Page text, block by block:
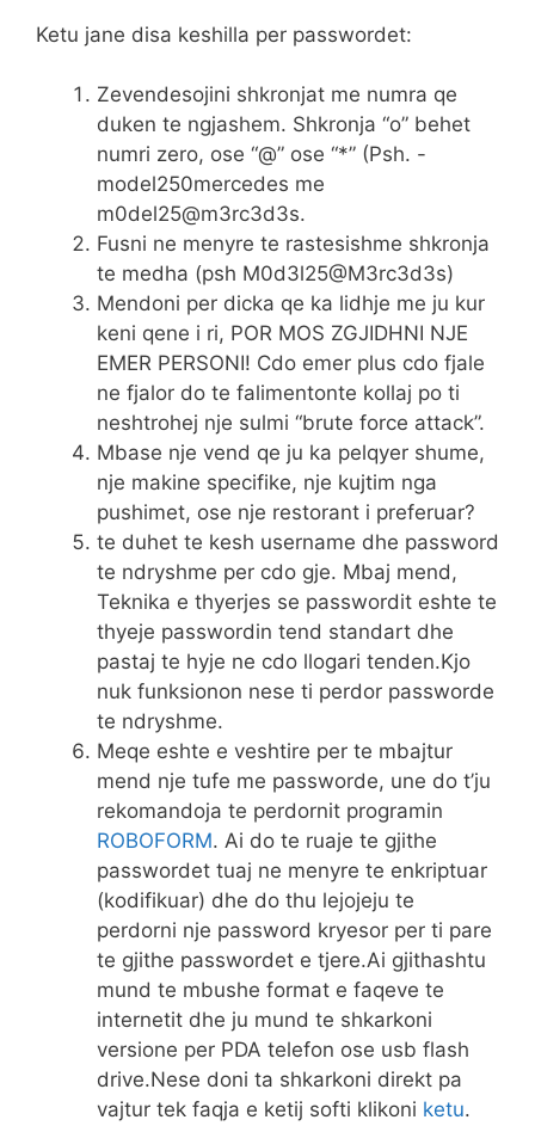
Ketu jane disa keshilla per passwordet:
Zevendesojini shkronjat me numra qe
duken te ngjashem. Shkronja “o” behet
numri zero, ose “@” ose “*” (Psh. -
model250mercedes me
m0del25@m3rc3d3s.
Fusni ne menyre te rastesishme shkronja
te medha (psh M0d3l25@M3rc3d3s)
Mendoni per dicka qe ka lidhje me ju kur
keni qene i ri, POR MOS ZGJIDHNI NJE
EMER PERSONI! Cdo emer plus cdo fjale
ne fjalor do te falimentonte kollaj po ti
neshtrohej nje sulmi “brute force attack”.
Mbase nje vend qe ju ka pelqyer shume,
nje makine specifike, nje kujtim nga
pushimet, ose nje restorant i preferuar?
te duhet te kesh username dhe password
te ndryshme per cdo gje. Mbaj mend,
Teknika e thyerjes se passwordit eshte te
thyeje passwordin tend standart dhe
pastaj te hyje ne cdo llogari tenden.Kjo
nuk funksionon nese ti perdor passworde
te ndryshme.
Meqe eshte e veshtire per te mbajtur
mend nje tufe me passworde, une do t’ju
rekomandoja te perdornit programin
ROBOFORM. Ai do te ruaje te gjithe
passwordet tuaj ne menyre te enkriptuar
(kodifikuar) dhe do thu lejojeju te
perdorni nje password kryesor per ti pare
te gjithe passwordet e tjere.Ai gjithashtu
mund te mbushe format e faqeve te
internetit dhe ju mund te shkarkoni
versione per PDA telefon ose usb flash
drive.Nese doni ta shkarkoni direkt pa
vajtur tek faqja e ketij softi klikoni ketu.